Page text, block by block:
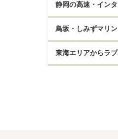
静岡の高速・イン
鳥坂・しみずマリ
東海エリアからラ